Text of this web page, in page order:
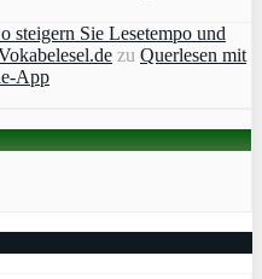
steigern Sie Lesetempo und
zu Querlesen mit
App